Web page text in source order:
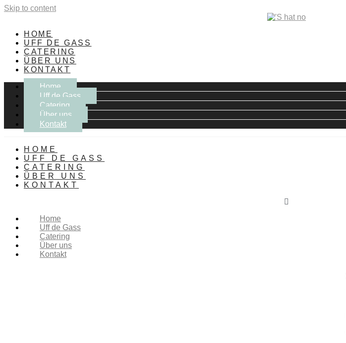
Skip to content
HOME
UFF DE GASS
CATERING
ÜBER UNS
KONTAKT
Home
Uff de Gass
Catering
Über uns
Kontakt
HOME
UFF DE GASS
CATERING
ÜBER UNS
KONTAKT
Home
Uff de Gass
Catering
Über uns
Kontakt